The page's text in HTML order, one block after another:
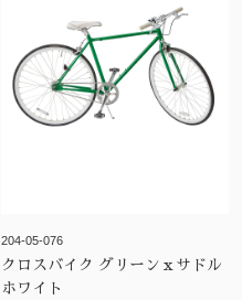
204-05-076
クロスバイク グリーンｘサドル
ホワイト